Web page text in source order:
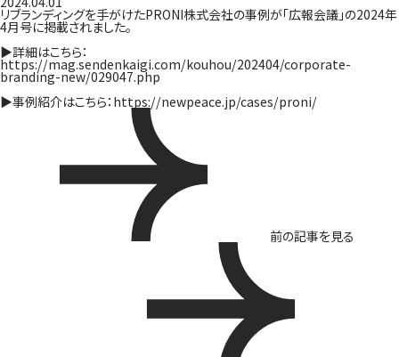
リブランディングを手がけたPRONI株式会社の事例が「広報会議」の2024年
4月号に掲載されました。
▶︎詳細はこちら：
https://mag.sendenkaigi.com/kouhou/202404/corporate-
branding-new/029047.php
▶︎事例紹介はこちら： https://newpeace.jp/cases/proni/
前の記事を見る